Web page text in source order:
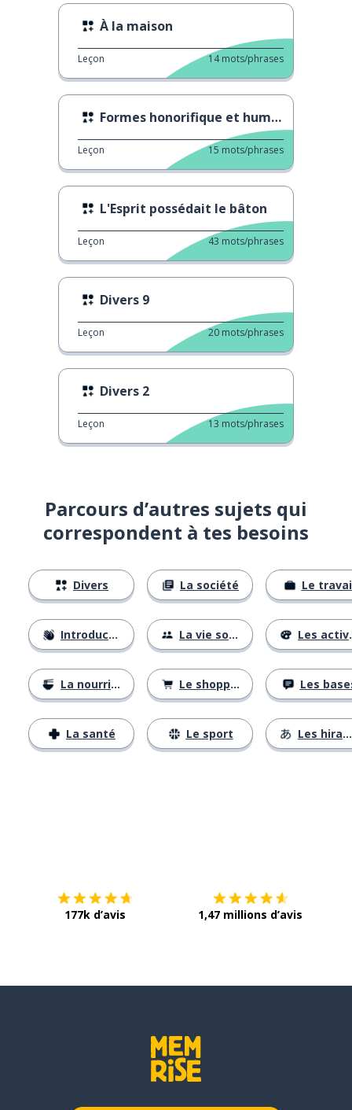
À la maison
Leçon 14 mots/phrases
Formes honorifique et humble
Leçon 15 mots/phrases
L'Esprit possédait le bâton
Leçon 43 mots/phrases
Divers 9
Leçon 20 mots/phrases
Divers 2
Leçon 13 mots/phrases
Parcours d’autres sujets qui
correspondent à tes besoins
Divers
Introductions
La nourriture
La santé
La société
La vie sociale
Le shopping
Le sport
Le
Les activités
Les
Les hiraganas
177k d’avis 1,47 millions d’avis